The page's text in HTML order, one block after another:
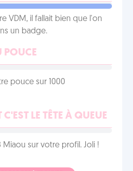
VDM, il fallait bien que l'on
un badge.
POUCE
pouce sur 1000
C'EST LE TÊTE À QUEUE
sur votre profil. Joli !